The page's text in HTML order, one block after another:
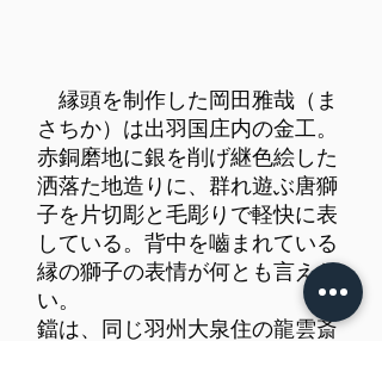
縁頭を制作した岡田雅哉（ま
さちか）は出羽国庄内の金工。
赤銅磨地に銀を削げ継色絵した
洒落た地造りに、群れ遊ぶ唐獅
子を片切彫と毛彫りで軽快に表
している。背中を嚙まれている
縁の獅子の表情が何とも言えな
い。
鐺は、同じ羽州大泉住の龍雲斎